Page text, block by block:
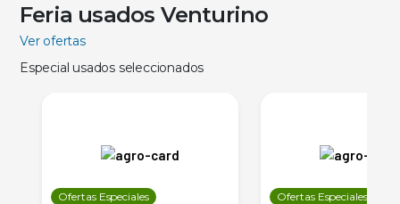
Feria usados Venturino
Ver ofertas
Especial usados seleccionados
Ofertas Especiales Ofertas Especiales